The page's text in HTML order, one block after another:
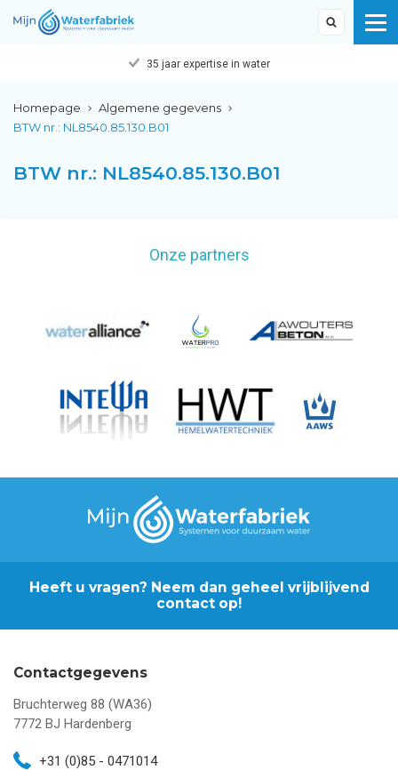
35 jaar expertise in water
Homepage
Algemene gegevens
BTW nr.: NL8540.85.130.B01
BTW nr.: NL8540.85.130.B01
Onze partners
Heeft u vragen? Neem dan geheel vrijblijvend
contact op!
Contactgegevens
Bruchterweg 88 (WA36)
7772 BJ Hardenberg
+31 (0)85 - 0471014